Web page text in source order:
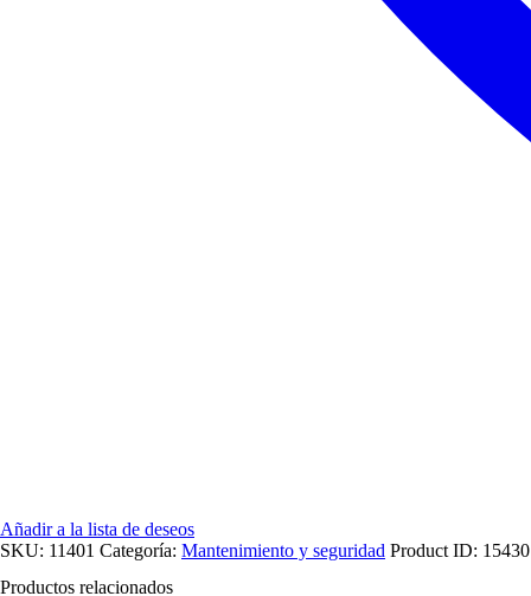
Añadir a la lista de deseos
SKU: 11401 Categoría: Mantenimiento y seguridad Product ID: 15430
Productos relacionados